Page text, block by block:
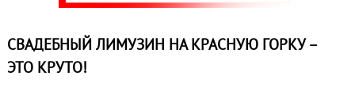
СВАДЕБНЫЙ ЛИМУЗИН НА КРАСНУЮ ГОРКУ –
ЭТО КРУТО!